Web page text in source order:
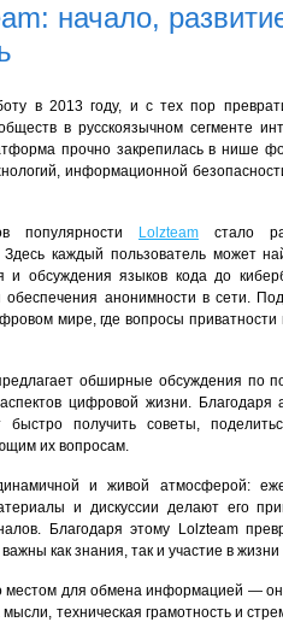
начало,
в 2013 году, и с тех пор
в русскоязычном сегменте
прочно закрепилась в нише
информационной
популярности Lolzteam стало
каждый пользователь может
обсуждения языков кода до
анонимности в сети.
мире, где вопросы
обширные обсуждения по
цифровой жизни. Благодаря
быстро получить советы,
их вопросам.
и живой атмосферой:
и дискуссии делают его
Благодаря этому Lolzteam
как знания, так и участие в
местом для обмена информацией —
техническая грамотность и